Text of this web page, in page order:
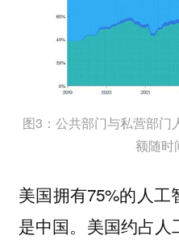
图3：公共部门与私营部门
额随时
美国拥有75%的人
是中国。美国约占